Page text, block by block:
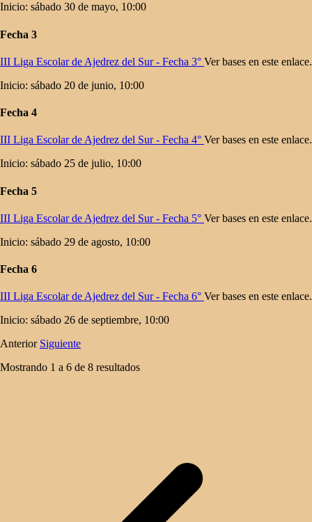
Inicio: sábado 30 de mayo, 10:00
Fecha 3
III Liga Escolar de Ajedrez del Sur - Fecha 3° Ver bases en este enlace.
Inicio: sábado 20 de junio, 10:00
Fecha 4
III Liga Escolar de Ajedrez del Sur - Fecha 4° Ver bases en este enlace.
Inicio: sábado 25 de julio, 10:00
Fecha 5
III Liga Escolar de Ajedrez del Sur - Fecha 5° Ver bases en este enlace.
Inicio: sábado 29 de agosto, 10:00
Fecha 6
III Liga Escolar de Ajedrez del Sur - Fecha 6° Ver bases en este enlace.
Inicio: sábado 26 de septiembre, 10:00
Anterior Siguiente
Mostrando 1 a 6 de 8 resultados